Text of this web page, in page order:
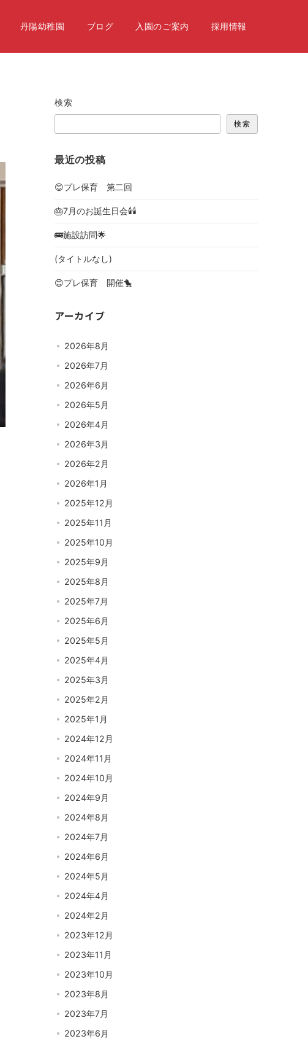
丹陽幼稚園 ブログ 入園のご案内 採用情報
検索
検索
最近の投稿
😊プレ保育 第二回
🎂7月のお誕生日会🕯🕯
🚌施設訪問🌟
(タイトルなし)
😊プレ保育 開催🐤
アーカイブ
2026年8月
2026年7月
2026年6月
2026年5月
2026年4月
2026年3月
2026年2月
2026年1月
2025年12月
2025年11月
2025年10月
2025年9月
2025年8月
2025年7月
2025年6月
2025年5月
2025年4月
2025年3月
2025年2月
2025年1月
2024年12月
2024年11月
2024年10月
2024年9月
2024年8月
2024年7月
2024年6月
2024年5月
2024年4月
2024年2月
2023年12月
2023年11月
2023年10月
2023年8月
2023年7月
2023年6月